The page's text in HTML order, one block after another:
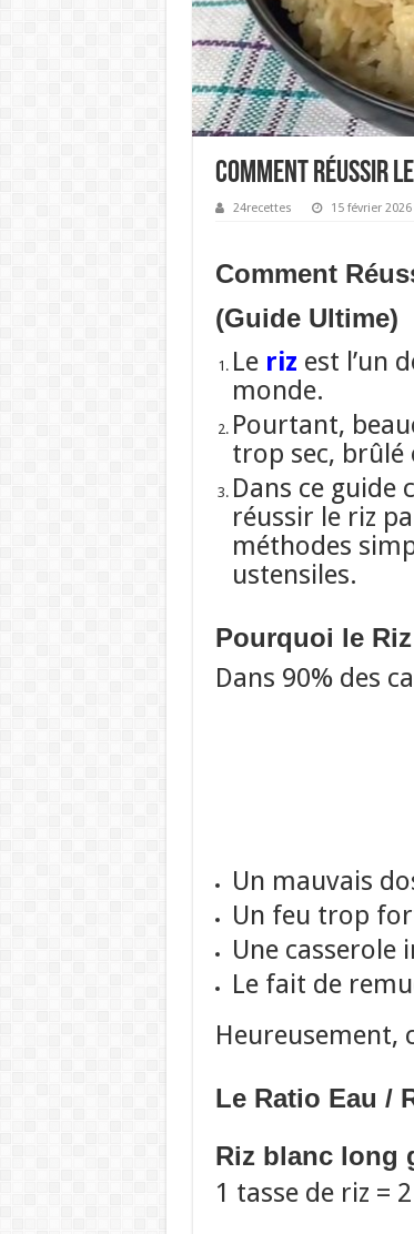
Comment Réussir
24recettes 15 février 2026
Comment
(Guide Ultime)
Le riz est l’un
monde.
Pourtant,
trop sec, brûlé
Dans ce guide
réussir le riz
méthodes
ustensiles.
Pourquoi le
Dans 90% des
Un mauvais
Un feu trop
Une casserole
Le fait de
Heureusement,
Le Ratio Eau /
Riz blanc long
1 tasse de riz =